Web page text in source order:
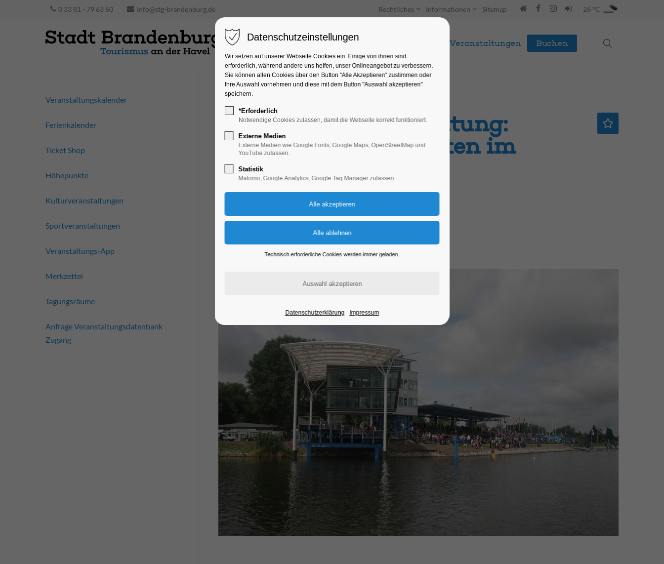
0 33 81 - 79 63 60 info@stg-brandenburg.de Rechtliches Informationen Sitemap 26 °C
Unterkünfte Entdecken & Erleben Veranstaltungen Buchen
Eröffnungsveranstaltung:
Europameisterschaften im
Rudern U19
Highlight, Sport
22.05.2026, 18:30
Eintritt frei
Veranstaltungskalender
Ferienkalender
Ticket Shop
Höhepunkte
Kulturveranstaltungen
Sportveranstaltungen
Veranstaltungs-App
Merkzettel
Tagungsräume
Anfrage Veranstaltungsdatenbank
Zugang
Datenschutzeinstellungen
Wir setzen auf unserer Webseite Cookies ein. Einige von ihnen sind
erforderlich, während andere uns helfen, unser Onlineangebot zu verbessern.
Sie können allen Cookies über den Button "Alle Akzeptieren" zustimmen oder
Ihre Auswahl vornehmen und diese mit dem Button "Auswahl akzeptieren"
speichern.
*Erforderlich
Notwendige Cookies zulassen, damit die Webseite korrekt funktioniert.
Externe Medien
Externe Medien wie Google Fonts, Google Maps, OpenStreetMap und
YouTube zulassen.
Statistik
Matomo, Google Analytics, Google Tag Manager zulassen.
Technisch erforderliche Cookies werden immer geladen.
Datenschutzerklärung Impressum